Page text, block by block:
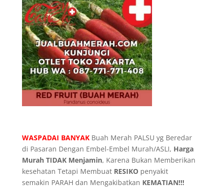
WASPADAI BANYAK Buah Merah PALSU yg Beredar
di Pasaran Dengan Embel-Embel Murah/ASLI, Harga
Murah TIDAK Menjamin, Karena Bukan Memberikan
kesehatan Tetapi Membuat RESIKO penyakit
semakin PARAH dan Mengakibatkan KEMATIAN!!!